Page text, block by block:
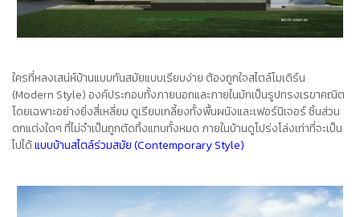
ใครที่หลงเสน่ห์บ้านแบบทันสมัยแบบเรียบง่าย ต้องถูกใจสไตล์โมเดิร์น
(Modern Style)องค์ประกอบทั้งภายนอกและภายในมักเป็นรูปทรงเรขาคณิต
โดยเฉพาะอย่างยิ่งสี่เหลี่ยม ดูเรียบเกลี้ยงทั้งพื้นผนังและเฟอร์นิเจอร์ ชิ้นส่วน
ตกแต่งใดๆ ที่ไม่จำเป็นถูกตัดทิ้งแทบทั้งหมด ภายในบ้านดูโปร่งโล่งเท่าที่จะเป็น
ไปได้แบบบ้านสไตล์ร่วมสมัย (Contemporary Style)